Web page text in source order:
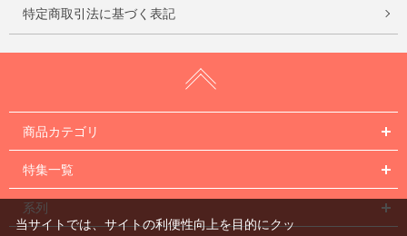
特定商取引法に基づく表記
商品カテゴリ
特集一覧
系列
当サイトでは、サイトの利便性向上を目的にクッ